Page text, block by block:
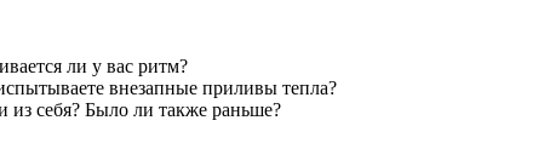
ли у вас ритм?
внезапные приливы тепла?
из себя? Было ли также раньше?